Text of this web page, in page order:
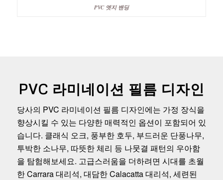
PVC 엣지 밴딩
PVC 라미네이션 필름 디자인
당사의 PVC 라미네이션 필름 디자인에는 가정 장식을
향상시킬 수 있는 다양한 매력적인 옵션이 포함되어 있
습니다. 클래식 오크, 풍부한 호두, 부드러운 단풍나무,
투박한 소나무, 따뜻한 체리 등 나뭇결 패턴의 우아함
을 탐험해보세요. 고급스러움을 더하려면 시대를 초월
한 Carrara 대리석, 대담한 Calacatta 대리석, 세련된